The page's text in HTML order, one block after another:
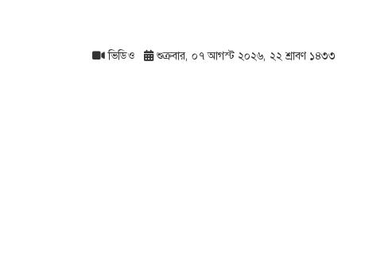
ভিডিও শুক্রবার, ০৭ আগস্ট ২০২৬, ২২ শ্রাবণ ১৪৩৩